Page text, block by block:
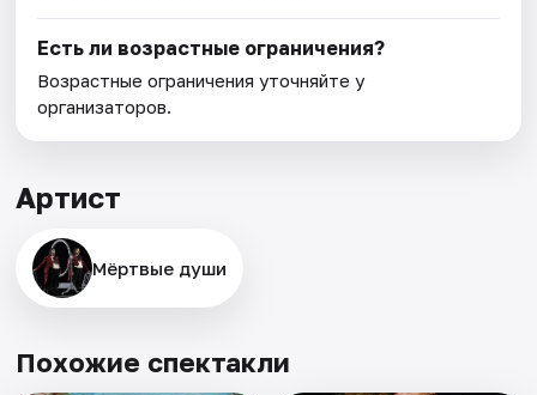
Есть ли возрастные ограничения?
Возрастные ограничения уточняйте у
организаторов.
Артист
Мёртвые души
Похожие спектакли